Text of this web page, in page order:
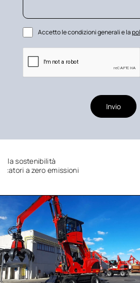
Accetto le condizioni generali e la
Invio
rigorosi standard di